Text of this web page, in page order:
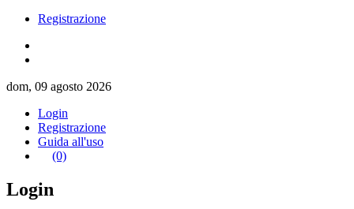
Registrazione
dom, 09 agosto 2026
Login
Registrazione
Guida all'uso
(0)
Login